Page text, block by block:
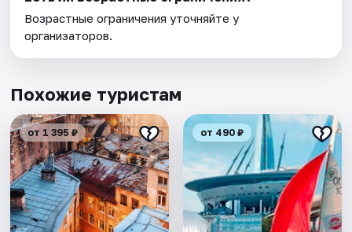
Возрастные ограничения уточняйте у
организаторов.
Похожие туристам
от 1 395 ₽ от 490 ₽